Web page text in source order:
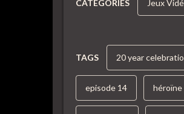
CATEGORIES Jeux
TAGS 20 year
episode 14 héroïne